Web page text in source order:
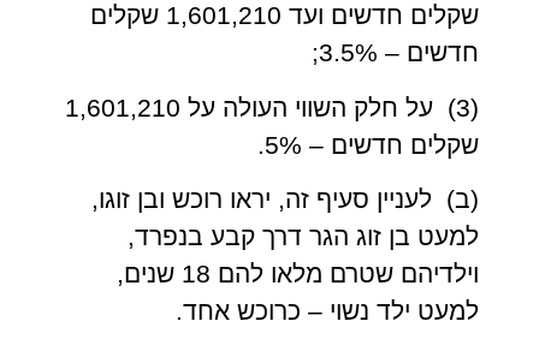
שקלים חדשים ועד 1,601,210 שקלים
חדשים – 3.5%;
(3) על חלק השווי העולה על 1,601,210
שקלים חדשים – 5%.
(ב) לעניין סעיף זה, יראו רוכש ובן זוגו,
למעט בן זוג הגר דרך קבע בנפרד,
וילדיהם שטרם מלאו להם 18 שנים,
למעט ילד נשוי – כרוכש אחד.